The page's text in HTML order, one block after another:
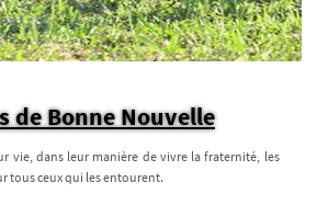
de Bonne Nouvelle
vie, dans leur manière de vivre la fraternité, les
tous ceux qui les entourent.